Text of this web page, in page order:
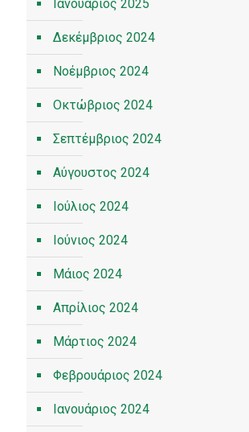
Ιανουάριος 2025
Δεκέμβριος 2024
Νοέμβριος 2024
Οκτώβριος 2024
Σεπτέμβριος 2024
Αύγουστος 2024
Ιούλιος 2024
Ιούνιος 2024
Μάιος 2024
Απρίλιος 2024
Μάρτιος 2024
Φεβρουάριος 2024
Ιανουάριος 2024